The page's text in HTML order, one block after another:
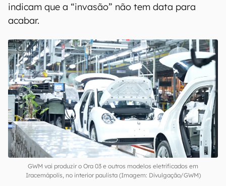
indicam que a “invasão” não tem data para
acabar.
GWM vai produzir o Ora 03 e outros modelos eletrificados em
Iracemápolis, no interior paulista (Imagem: Divulgação/GWM)